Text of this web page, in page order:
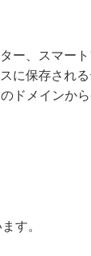
ー、スマー
に保存され
ドメインか
す。